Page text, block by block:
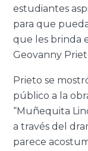
estudiantes
para que
que les brinda
Geovanny
Prieto se
público a la
“Muñequita
a través del
parece